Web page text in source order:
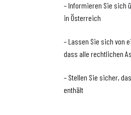
– Informieren Sie sich
in Österreich
– Lassen Sie sich von
dass alle rechtlichen
– Stellen Sie sicher,
enthält